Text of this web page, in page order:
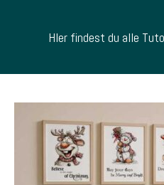
HIer findest du alle